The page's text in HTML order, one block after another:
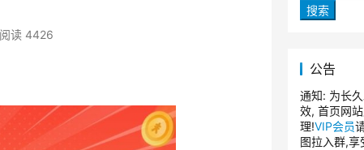
阅读 4426
搜索
公告
通知: 为长
效, 首页网
理!VIP会员
图拉入群,享